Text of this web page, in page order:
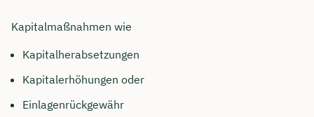
Kapitalmaßnahmen wie
Kapitalherabsetzungen
Kapitalerhöhungen oder
Einlagenrückgewähr